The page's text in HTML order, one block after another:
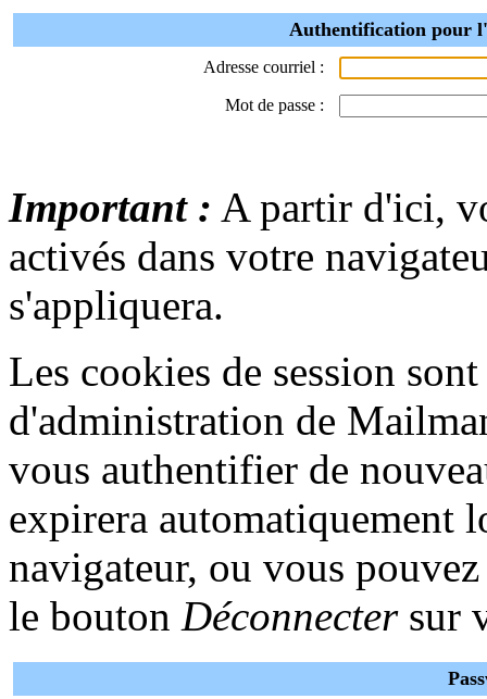
Authentification pour
Adresse courriel :
Mot de passe :
Important : A partir d'ici,
activés dans votre
s'appliquera.
Les cookies de session
d'administration de
vous authentifier de
expirera automatiquement
navigateur, ou vous
le bouton Déconnectersur